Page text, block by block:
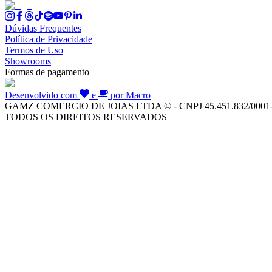
Dúvidas Frequentes
Política de Privacidade
Termos de Uso
Showrooms
Formas de pagamento
Desenvolvido com e
por Macro
GAMZ COMERCIO DE JOIAS LTDA © - CNPJ 45.451.832/
TODOS OS DIREITOS RESERVADOS